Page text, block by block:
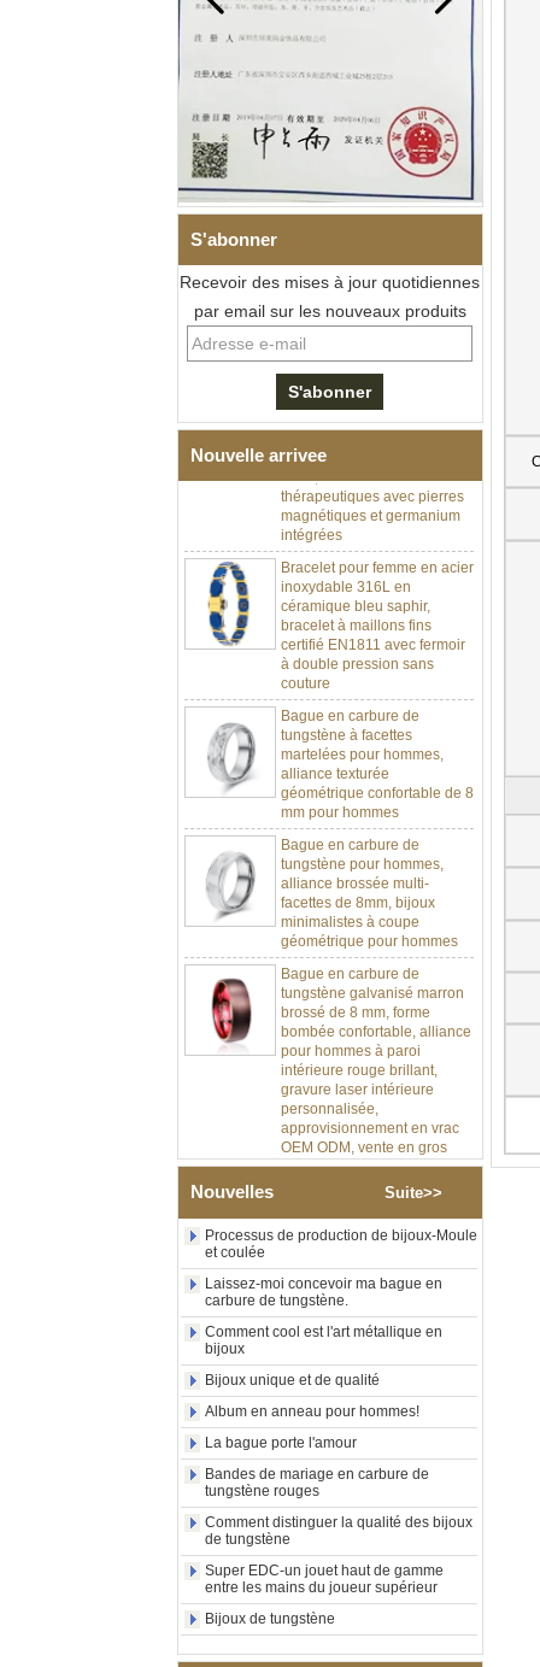
S'abonner
Recevoir des mises à jour quotidiennes
par email sur les nouveaux produits
Nouvelle arrivee
inoxydable 304 en
céramique de zircone noire
pour hommes, fermoir
déployant à double poussée
316L, bracelet à maillons
thérapeutiques avec pierres
magnétiques et germanium
intégrées
Bracelet pour femme en acier
inoxydable 316L en
céramique bleu saphir,
bracelet à maillons fins
certifié EN1811 avec fermoir
à double pression sans
couture
Bague en carbure de
tungstène à facettes
martelées pour hommes,
alliance texturée
géométrique confortable de 8
mm pour hommes
Bague en carbure de
tungstène pour hommes,
alliance brossée multi-
facettes de 8mm, bijoux
minimalistes à coupe
géométrique pour hommes
Bague en carbure de
tungstène galvanisé marron
brossé de 8 mm, forme
bombée confortable, alliance
pour hommes à paroi
intérieure rouge brillant,
gravure laser intérieure
personnalisée,
approvisionnement en vrac
OEM ODM, vente en gros
d'usine
Bague en carbure de
d'opale bleue écrasée avec
synthétique, alliance pour
hommes, gravure laser
intérieure personnalisée,
approvisionnement en vrac
d'usin
Bague en carbure de
tungstène avec chevalière
carrée polie noire,
incrustation en bois avec
motif croisé en coquille
d'ormeau, bague de
déclaration religieuse pour
hommes, gravure intérieure
personnalisée,
approvisionnement en vrac
OEM ODM, vente en
Bague en carbure de
tungstène plaqué or rose de
Nouvelles Suite>>
Processus de production de bijoux-Moule
et coulée
Laissez-moi concevoir ma bague en
carbure de tungstène.
Comment cool est l'art métallique en
bijoux
Bijoux unique et de qualité
Album en anneau pour hommes!
La bague porte l'amour
Bandes de mariage en carbure de
tungstène rouges
Comment distinguer la qualité des bijoux
de tungstène
Super EDC-un jouet haut de gamme
entre les mains du joueur supérieur
Bijoux de tungstène